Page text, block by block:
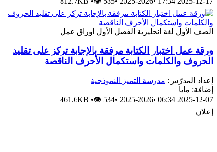
الأول لغة انجليزية الفصل الأول أوراق عمل
عمل اختبار الكتابة مرفقة بالإجابة تركز على تقليد
والكلمات واستكمال الأحرف الناقصة
المدرّس: مدرسة التميز النموذجية
مايا
2025-12-07
•
2025-2026
•
461.6KB •👁 534